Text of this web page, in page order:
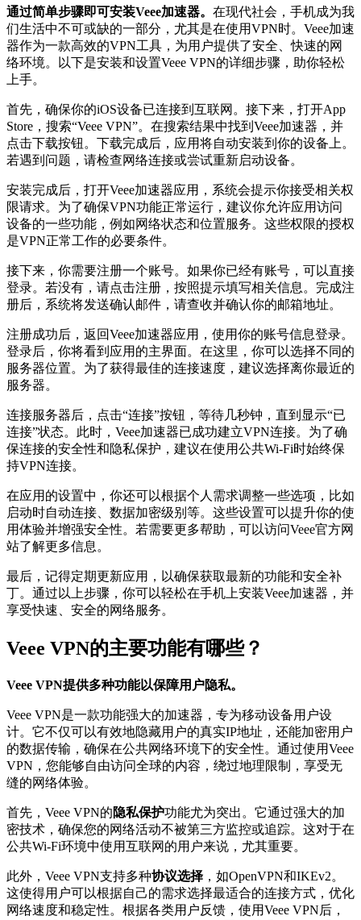
通过简单步骤即可安装Veee加速器。 在现代社会，手机成为我
们生活中不可或缺的一部分，尤其是在使用VPN时。Veee加速
器作为一款高效的VPN工具，为用户提供了安全、快速的网
络环境。以下是安装和设置Veee VPN的详细步骤，助你轻松
上手。
首先，确保你的iOS设备已连接到互联网。接下来，打开App
Store，搜索“Veee VPN”。在搜索结果中找到Veee加速器，并
点击下载按钮。下载完成后，应用将自动安装到你的设备上。
若遇到问题，请检查网络连接或尝试重新启动设备。
安装完成后，打开Veee加速器应用，系统会提示你接受相关权
限请求。为了确保VPN功能正常运行，建议你允许应用访问
设备的一些功能，例如网络状态和位置服务。这些权限的授权
是VPN正常工作的必要条件。
接下来，你需要注册一个账号。如果你已经有账号，可以直接
登录。若没有，请点击注册，按照提示填写相关信息。完成注
册后，系统将发送确认邮件，请查收并确认你的邮箱地址。
注册成功后，返回Veee加速器应用，使用你的账号信息登录。
登录后，你将看到应用的主界面。在这里，你可以选择不同的
服务器位置。为了获得最佳的连接速度，建议选择离你最近的
服务器。
连接服务器后，点击“连接”按钮，等待几秒钟，直到显示“已
连接”状态。此时，Veee加速器已成功建立VPN连接。为了确
保连接的安全性和隐私保护，建议在使用公共Wi-Fi时始终保
持VPN连接。
在应用的设置中，你还可以根据个人需求调整一些选项，比如
启动时自动连接、数据加密级别等。这些设置可以提升你的使
用体验并增强安全性。若需要更多帮助，可以访问Veee官方网
站了解更多信息。
最后，记得定期更新应用，以确保获取最新的功能和安全补
丁。通过以上步骤，你可以轻松在手机上安装Veee加速器，并
享受快速、安全的网络服务。
Veee VPN的主要功能有哪些？
Veee VPN提供多种功能以保障用户隐私。
Veee VPN是一款功能强大的加速器，专为移动设备用户设
计。它不仅可以有效地隐藏用户的真实IP地址，还能加密用户
的数据传输，确保在公共网络环境下的安全性。通过使用Veee
VPN，您能够自由访问全球的内容，绕过地理限制，享受无
缝的网络体验。
首先，Veee VPN的隐私保护功能尤为突出。它通过强大的加
密技术，确保您的网络活动不被第三方监控或追踪。这对于在
公共Wi-Fi环境中使用互联网的用户来说，尤其重要。
此外，Veee VPN支持多种协议选择 ，如OpenVPN和IKEv2。
这使得用户可以根据自己的需求选择最适合的连接方式，优化
网络速度和稳定性。根据各类用户反馈，使用Veee VPN后，